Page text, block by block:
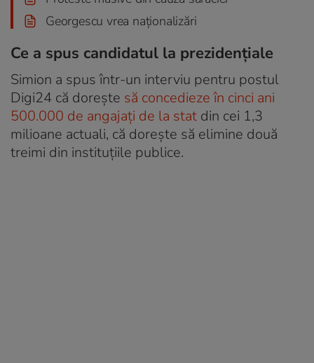
Georgescu vrea naționalizări
Ce a spus candidatul la prezidențiale
Simion a spus într-un interviu pentru postul
Digi24 că dorește să concedieze în cinci ani
500.000 de angajați de la stat din cei 1,3
milioane actuali, că dorește să elimine două
treimi din instituțiile publice.